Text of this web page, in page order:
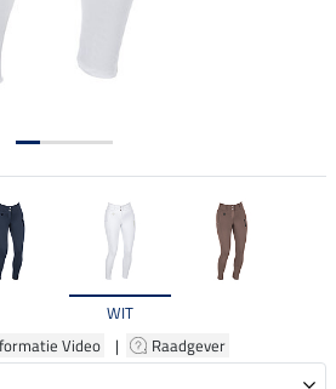
WIT
Video | Raadgever